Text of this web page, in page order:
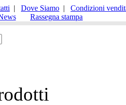
| Dove Siamo | Condizioni
Rassegna stampa